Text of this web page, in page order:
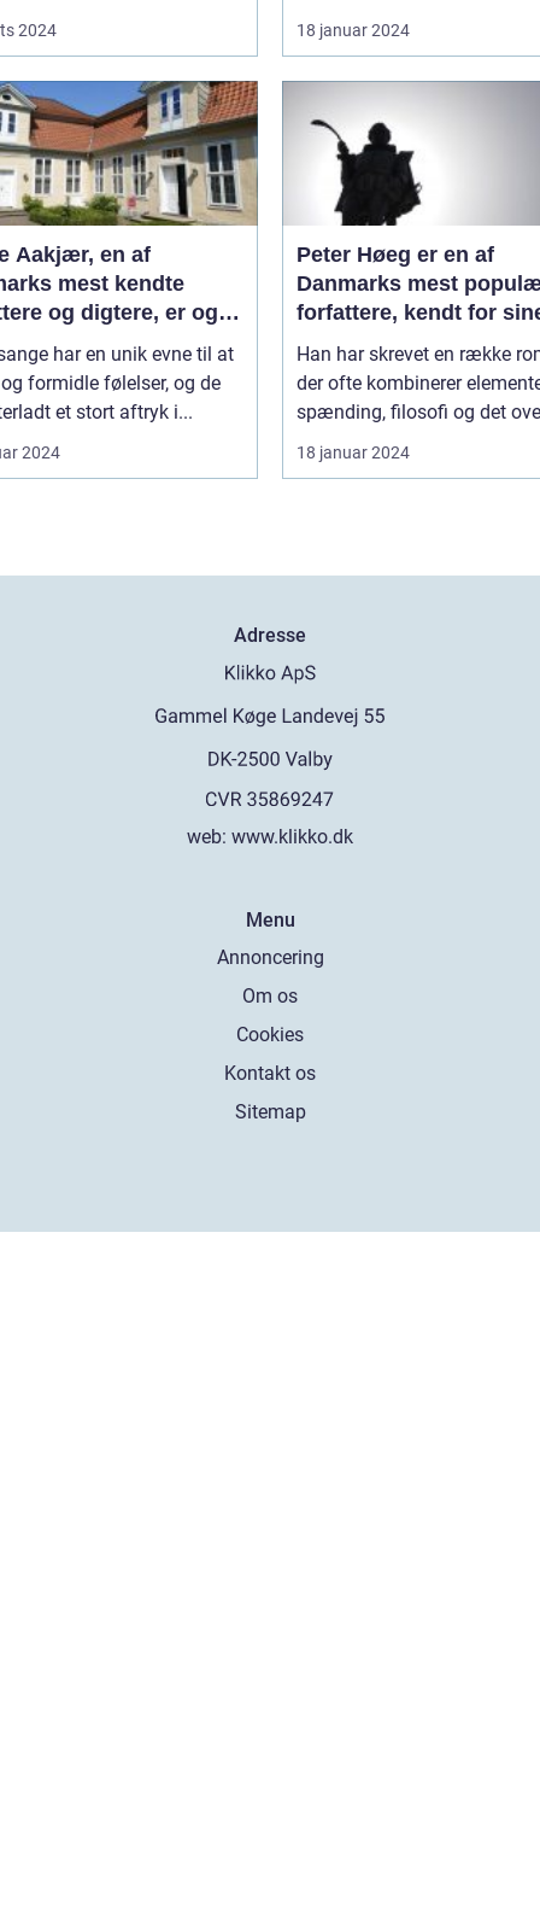
2024 18 januar 2024
Aakjær, en af
mest kendte
og digtere, er også
for sine smukke
har en unik evne til at
formidle følelser, og de
et stort aftryk i...
2024
Peter Høeg er en af
Danmarks mest
forfattere, kendt for
spændende og
tankevækkende bøger
Han har skrevet en række
der ofte kombinerer
spænding, filosofi og det
18 januar 2024
Adresse
web: www.klikko.dk
Menu
Annoncering
Om os
Cookies
Kontakt os
Sitemap